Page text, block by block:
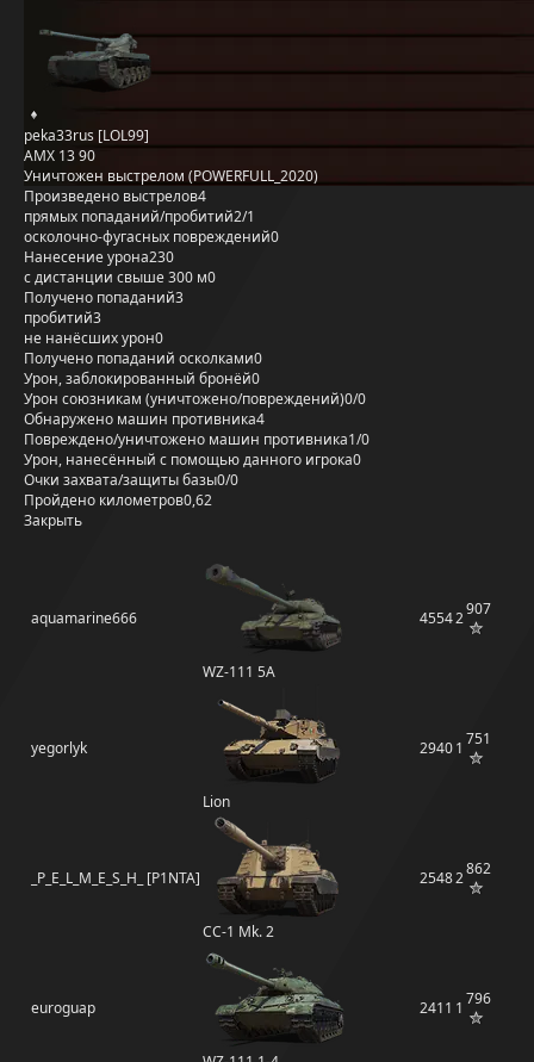
peka33rus [LOL99]
AMX 13 90
Уничтожен выстрелом (POWERFULL_2020)
Произведено выстрелов4
прямых попаданий/пробитий2/1
осколочно-фугасных повреждений0
Нанесение урона230
с дистанции свыше 300 м0
Получено попаданий3
пробитий3
не нанёсших урон0
Получено попаданий осколками0
Урон, заблокированный бронёй0
Урон союзникам (уничтожено/повреждений)0/0
Обнаружено машин противника4
Повреждено/уничтожено машин противника1/0
Урон, нанесённый с помощью данного игрока0
Очки захвата/защиты базы0/0
Пройдено километров0,62
Закрыть
aquamarine666
WZ-111 5A
45542907
yegorlyk
Lion
29401 751
_P_E_L_M_E_S_H_ [P1NTA]
CC-1 Mk. 2
25482862
euroguap 2411 1 796